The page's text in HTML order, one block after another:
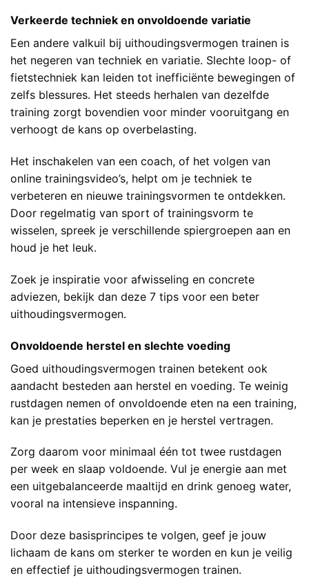
Verkeerde techniek en onvoldoende variatie
Een andere valkuil bij uithoudingsvermogen trainen is
het negeren van techniek en variatie. Slechte loop- of
fietstechniek kan leiden tot inefficiënte bewegingen of
zelfs blessures. Het steeds herhalen van dezelfde
training zorgt bovendien voor minder vooruitgang en
verhoogt de kans op overbelasting.
Het inschakelen van een coach, of het volgen van
online trainingsvideo’s, helpt om je techniek te
verbeteren en nieuwe trainingsvormen te ontdekken.
Door regelmatig van sport of trainingsvorm te
wisselen, spreek je verschillende spiergroepen aan en
houd je het leuk.
Zoek je inspiratie voor afwisseling en concrete
adviezen, bekijk dan deze 7 tips voor een beter
uithoudingsvermogen.
Onvoldoende herstel en slechte voeding
Goed uithoudingsvermogen trainen betekent ook
aandacht besteden aan herstel en voeding. Te weinig
rustdagen nemen of onvoldoende eten na een training,
kan je prestaties beperken en je herstel vertragen.
Zorg daarom voor minimaal één tot twee rustdagen
per week en slaap voldoende. Vul je energie aan met
een uitgebalanceerde maaltijd en drink genoeg water,
vooral na intensieve inspanning.
Door deze basisprincipes te volgen, geef je jouw
lichaam de kans om sterker te worden en kun je veilig
en effectief je uithoudingsvermogen trainen.